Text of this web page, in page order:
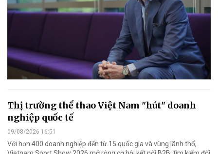
Thị trường thể thao Việt Nam "hút" doanh
nghiệp quốc tế
09/08/2026 16:51
Với hơn 400 doanh nghiệp đến từ 15 quốc gia và vùng lãnh thổ,